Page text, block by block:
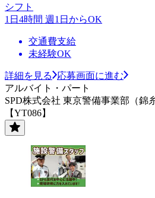
シフト
1日4時間 週1日からOK
交通費支給
未経験OK
詳細を見る
応募画面に進む
アルバイト・パート
SPD株式会社 東京警備事業部（錦
【YT086】